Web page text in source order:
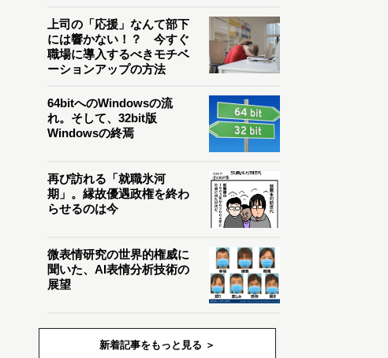
上司の「応援」なんて部下
には響かない！？ 今すぐ
職場に導入するべきモチベ
ーションアップの方法
64bitへのWindowsの流
れ。そして、32bit版
Windowsの終焉
再び訪れる「就職氷河
期」。縁故優遇政権を終わ
らせるのは今
微表情研究の世界的権威に
聞いた、AI表情分析技術の
展望
新着記事をもっと見る